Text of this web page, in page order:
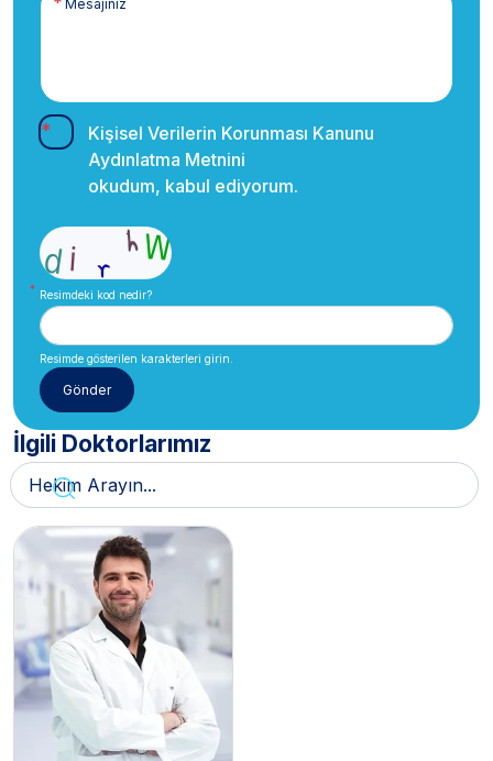
Kişisel Verilerin Korunması Kanunu
Aydınlatma Metnini
okudum, kabul ediyorum.
Resimdeki kod nedir?
Resimde gösterilen karakterleri girin.
İlgili Doktorlarımız